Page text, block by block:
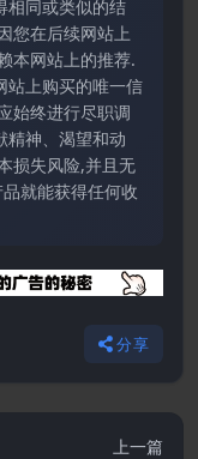
相同或类似的结
您在后续网站上
本网站上的推荐.
站上购买的唯一信
始终进行尽职调
精神、渴望和动
损失风险,并且无
就能获得任何收
分享
上一篇